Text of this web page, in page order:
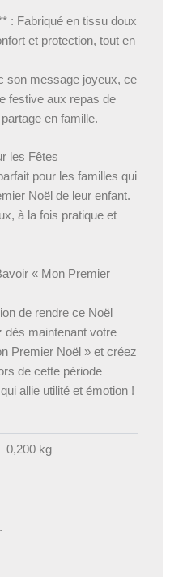
: Fabriqué en tissu doux
et protection, tout en
son message joyeux, ce
festive aux repas de
en famille.
les Fêtes
pour les familles qui
Noël de leur enfant.
à la fois pratique et
« Mon Premier
de rendre ce Noël
dès maintenant votre
Premier Noël » et créez
de cette période
allie utilité et émotion !
0,200 kg